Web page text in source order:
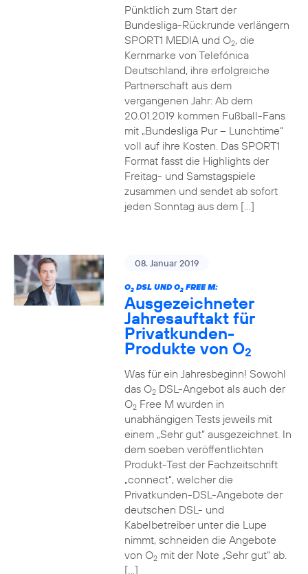
Pünktlich zum Start der
Bundesliga-Rückrunde verlängern
SPORT1 MEDIA und O2, die
Kernmarke von Telefónica
Deutschland, ihre erfolgreiche
Partnerschaft aus dem
vergangenen Jahr: Ab dem
20.01.2019 kommen Fußball-Fans
mit „Bundesliga Pur – Lunchtime“
voll auf ihre Kosten. Das SPORT1
Format fasst die Highlights der
Freitag- und Samstagspiele
zusammen und sendet ab sofort
jeden Sonntag aus dem […]
08. Januar 2019
O2DSL UND O2FREE M:
Ausgezeichneter
Jahresauftakt für
Privatkunden-
Produkte von O2
Was für ein Jahresbeginn! Sowohl
das O2DSL-Angebot als auch der
O2Free M wurden in
unabhängigen Tests jeweils mit
einem „Sehr gut“ ausgezeichnet. In
dem soeben veröffentlichten
Produkt-Test der Fachzeitschrift
„connect“, welcher die
Privatkunden-DSL-Angebote der
deutschen DSL- und
Kabelbetreiber unter die Lupe
nimmt, schneiden die Angebote
von O2mit der Note „Sehr gut“ ab.
[…]